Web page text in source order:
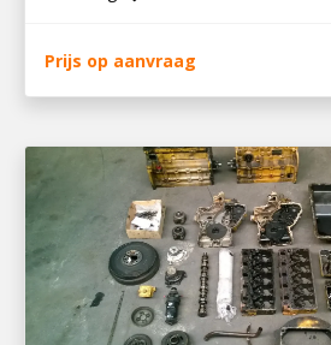
Prijs op aanvraag